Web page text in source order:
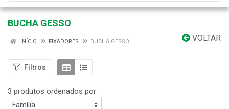
BUCHA GESSO
VOLTAR
INÍCIO FIXADORES BUCHA GESSO
Filtros
3 produtos ordenados por: